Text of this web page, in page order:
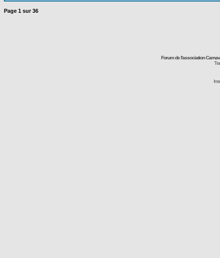
Page 1 sur36
Forum de l'association